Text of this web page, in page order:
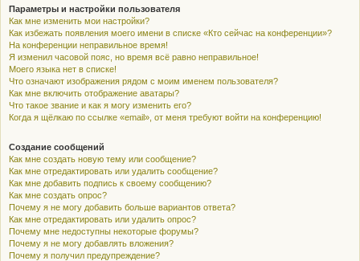
Параметры и настройки пользователя
Как мне изменить мои настройки?
Как избежать появления моего имени в списке «Кто сейчас на конференции»?
На конференции неправильное время!
Я изменил часовой пояс, но время всё равно неправильное!
Моего языка нет в списке!
Что означают изображения рядом с моим именем пользователя?
Как мне включить отображение аватары?
Что такое звание и как я могу изменить его?
Когда я щёлкаю по ссылке «email», от меня требуют войти на конференцию!
Создание сообщений
Как мне создать новую тему или сообщение?
Как мне отредактировать или удалить сообщение?
Как мне добавить подпись к своему сообщению?
Как мне создать опрос?
Почему я не могу добавить больше вариантов ответа?
Как мне отредактировать или удалить опрос?
Почему мне недоступны некоторые форумы?
Почему я не могу добавлять вложения?
Почему я получил предупреждение?